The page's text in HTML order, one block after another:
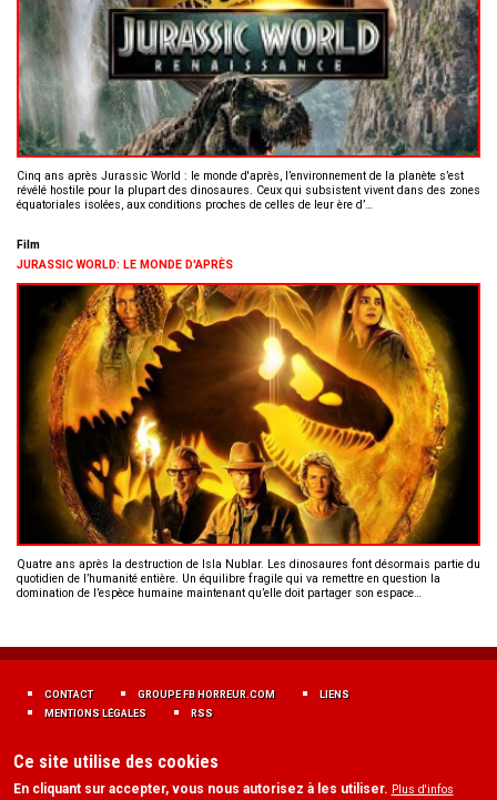
Cinq ans après Jurassic World : le monde d'après, l’environnement de la planète s’est
révélé hostile pour la plupart des dinosaures. Ceux qui subsistent vivent dans des zones
équatoriales isolées, aux conditions proches de celles de leur ère d’…
Film
JURASSIC WORLD: LE MONDE D'APRÈS
Quatre ans après la destruction de Isla Nublar. Les dinosaures font désormais partie du
quotidien de l’humanité entière. Un équilibre fragile qui va remettre en question la
domination de l’espèce humaine maintenant qu’elle doit partager son espace…
FR
CONTACT GROUPE FB HORREUR.COM
LIENS
MENTIONS LÉGALES
RSS
Ce site utilise des cookies
En cliquant sur accepter, vous nous autorisez à les utiliser. Plus d'infos